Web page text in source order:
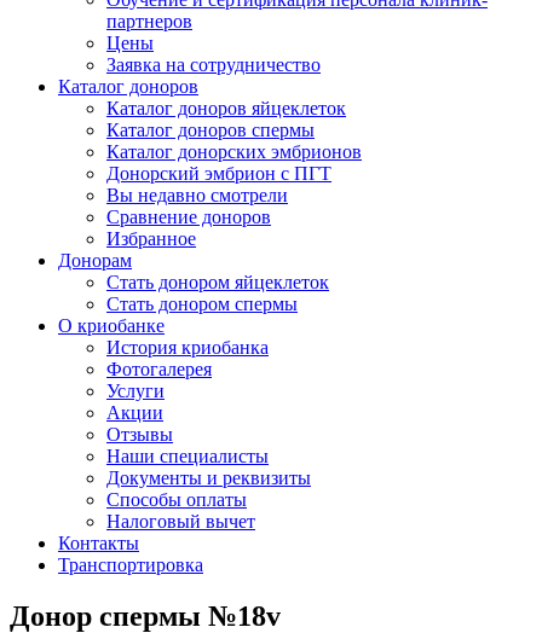
партнеров
Цены
Заявка на сотрудничество
Каталог доноров
Каталог доноров яйцеклеток
Каталог доноров спермы
Каталог донорских эмбрионов
Донорский эмбрион с ПГТ
Вы недавно смотрели
Сравнение доноров
Избранное
Донорам
Стать донором яйцеклеток
Стать донором спермы
О криобанке
История криобанка
Фотогалерея
Услуги
Акции
Отзывы
Наши специалисты
Документы и реквизиты
Способы оплаты
Налоговый вычет
Контакты
Транспортировка
Донор спермы №18v